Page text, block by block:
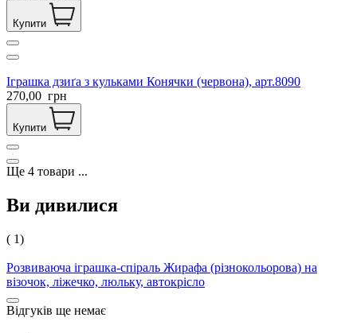
Купити
Іграшка дзиґа з кульками Конячки (червона), арт.8090
270,00 грн
Купити
Ще 4 товари ...
Ви дивилися
( 1)
Розвиваюча іграшка-спіраль Жирафа (різнокольорова) на
візочок, ліжечко, люльку, автокрісло
Відгуків ще немає